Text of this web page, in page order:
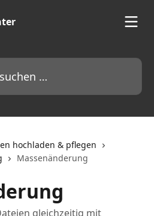
hochladen & pflegen
Massenänderung
gleichzeitig mit